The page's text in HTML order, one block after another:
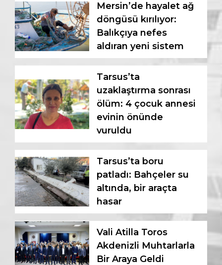
Mersin’de hayalet ağ
döngüsü kırılıyor:
Balıkçıya nefes
aldıran yeni sistem
Tarsus’ta
uzaklaştırma sonrası
ölüm: 4 çocuk annesi
evinin önünde
vuruldu
Tarsus’ta boru
patladı: Bahçeler su
altında, bir araçta
hasar
Vali Atilla Toros
Akdenizli Muhtarlarla
Bir Araya Geldi